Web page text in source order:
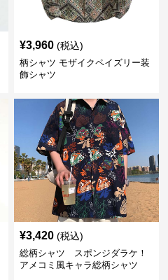
¥3,960 (税込)
柄シャツ モザイクペイズリー装
飾シャツ
¥3,420 (税込)
総柄シャツ スポンジダラケ！
アメコミ風キャラ総柄シャツ